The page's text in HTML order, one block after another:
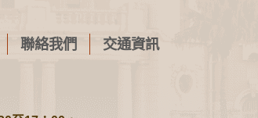
聯絡我們 交通資訊